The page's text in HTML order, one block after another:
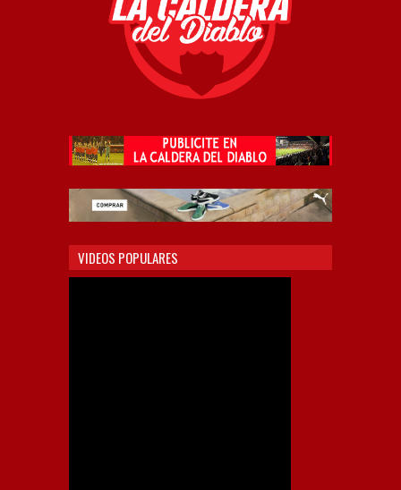
VIDEOS POPULARES